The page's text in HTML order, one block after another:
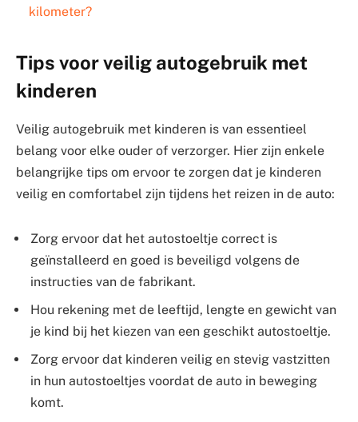
kilometer?
Tips voor veilig autogebruik met
kinderen
Veilig autogebruik met kinderen is van essentieel
belang voor elke ouder of verzorger. Hier zijn enkele
belangrijke tips om ervoor te zorgen dat je kinderen
veilig en comfortabel zijn tijdens het reizen in de auto:
Zorg ervoor dat het autostoeltje correct is
geïnstalleerd en goed is beveiligd volgens de
instructies van de fabrikant.
Hou rekening met de leeftijd, lengte en gewicht van
je kind bij het kiezen van een geschikt autostoeltje.
Zorg ervoor dat kinderen veilig en stevig vastzitten
in hun autostoeltjes voordat de auto in beweging
komt.